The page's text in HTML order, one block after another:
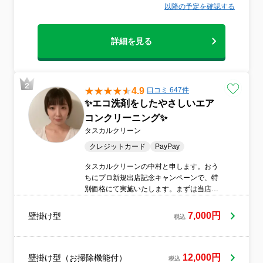
以降の予定を確認する
詳細を見る
4.9 口コミ 647件
✨エコ洗剤をしたやさしいエア
コンクリーニング✨
タスカルクリーン
クレジットカード
PayPay
タスカルクリーンの中村と申します。おう
ちにプロ新規出店記念キャンペーンで、特
別価格にて実施いたします。まずは当店の
わってプロがお手伝い。あなたでは太刀打
ちできない汚れもピカピカにします！●エア
様を笑顔に！】を一心に全スタッフで実現
壁掛け型 税込 7,000円
壁掛け型（お掃除機能付） 税込 12,000円